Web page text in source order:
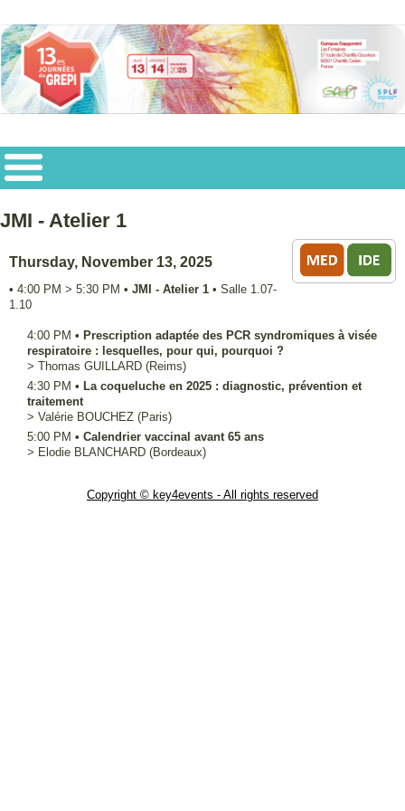
JMI - Atelier 1
Thursday, November 13, 2025
• 4:00 PM > 5:30 PM • JMI - Atelier 1 • Salle 1.07-
1.10
4:00 PM • Prescription adaptée des PCR syndromiques à visée
respiratoire : lesquelles, pour qui, pourquoi ?
> Thomas GUILLARD (Reims)
4:30 PM • La coqueluche en 2025 : diagnostic, prévention et
traitement
> Valérie BOUCHEZ (Paris)
5:00 PM • Calendrier vaccinal avant 65 ans
> Elodie BLANCHARD (Bordeaux)
Copyright © key4events - All rights reserved